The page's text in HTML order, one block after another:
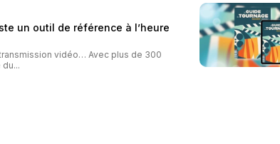
un outil de référence à l’heure
vidéo… Avec plus de 300